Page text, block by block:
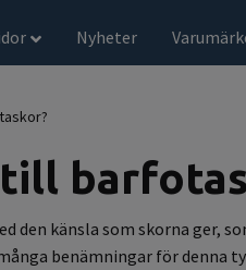
Nyheter
den känsla som skorna ger,
benämningar för denna